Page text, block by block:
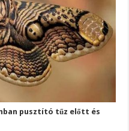
pusztító tűz előtt és